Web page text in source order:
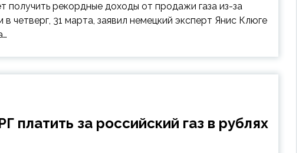
рекордные доходы от продажи газа из-за
четверг, 31 марта, заявил немецкий эксперт Янис Клюге
за российский газ в рублях